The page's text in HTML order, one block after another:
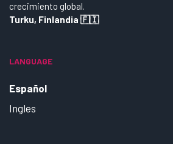
crecimiento global.
Turku, Finlandia 🇫🇮
LANGUAGE
Español
Ingles